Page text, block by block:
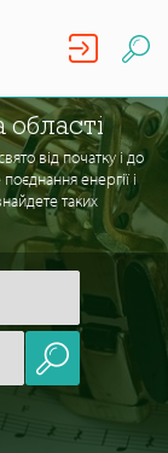
від початку і до
енергії і
таких